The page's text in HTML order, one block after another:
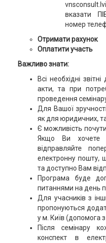
вказати
номер
Отримати рахунок
Оплатити участь
Важливо знати:
Всі необхідні
акти, та при
проведення
Для Вашої
як для юридичних,
Є можливість
Якщо Ви хочете
відправляйте
електронну пошту,
та доступно Вам
Програма буде
питаннями на день
Для учасників з
пропонуються
у м. Київ (допомога
Після семінару
конспект в